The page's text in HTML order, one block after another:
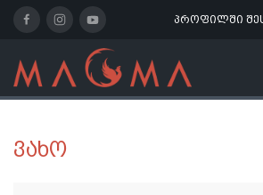
პროფილში
ვახო